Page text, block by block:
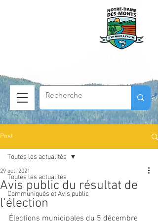
Post
Toutes les actualités
Communiqués et Avis public
Toutes les actualités
Avis public du résultat de
l'élection
29 oct. 2021
Élections municipales du 5 décembre